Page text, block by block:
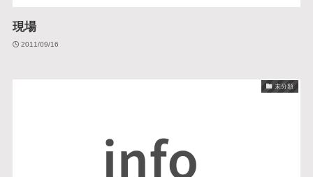
現場
2011/09/16
未分類